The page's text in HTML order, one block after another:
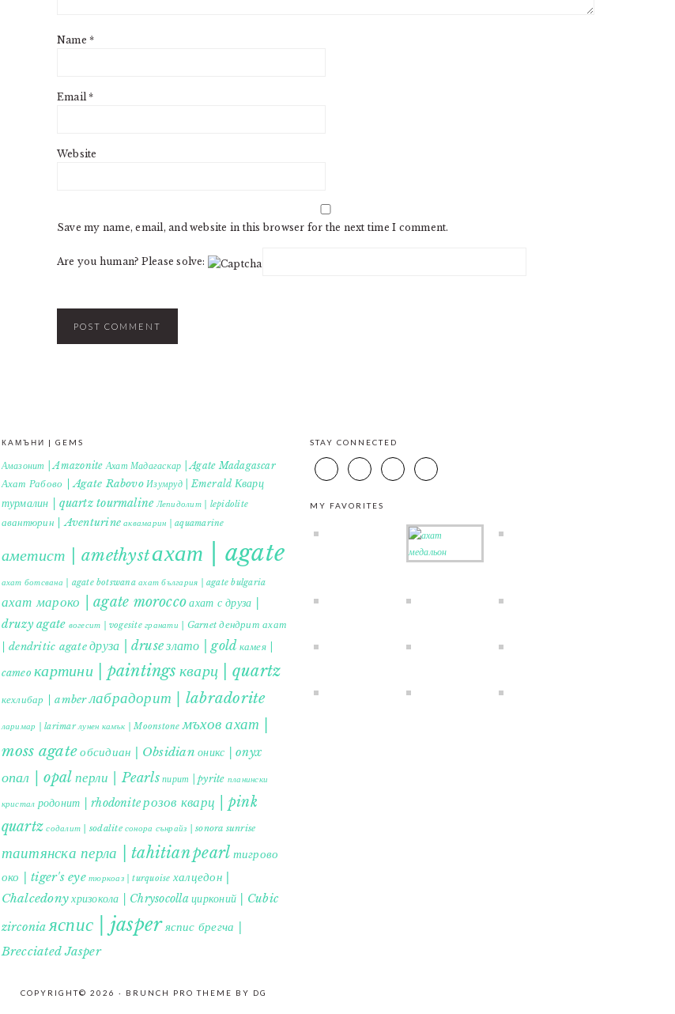
Name*
Email*
Website
Save my name, email, and website in this browser for the next time I comment.
Are you human? Please solve:
КАМЪНИ | GEMS
Амазонит | Amazonite Ахат Мадагаскар | Agate Madagascar
Ахат Рабово | Agate Rabovo Изумруд | Emerald Кварц
турмалин | quartz tourmaline Лепидолит | lepidolite
авантюрин | Aventurine аквамарин | aquamarine
аметист | amethystахат | agate
ахат ботсвана | agate botswana ахат българия | agate bulgaria
ахат мароко | agate moroccoахат с друза |
druzy agate вогесит | vogesite гранати | Garnet дендрит ахат
| dendritic agateдруза | druseзлато | gold камея |
cameo картини | paintings кварц | quartz
кехлибар | amberлабрадорит | labradorite
ларимар | larimar лунен камък | Moonstone мъхов ахат |
moss agateобсидиан | Obsidian оникс | onyx
опал | opal перли | Pearls пирит | pyrite планински
кристал родонит | rhodoniteрозов кварц | pink
quartz содалит | sodalite сонора сънрайз | sonora sunrise
таитянска перла | tahitian pearl тигрово
око | tiger's eye тюркоаз | turquoise халцедон |
Chalcedonyхризокола | Chrysocolla цирконий | Cubic
zirconia яспис | jasperяспис брегча |
Brecciated Jasper
STAY CONNECTED
MY FAVORITES
COPYRIGHT© 2026 · BRUNCH PRO THEME BY DG